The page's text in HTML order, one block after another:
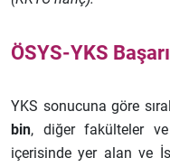
ÖSYS-YKS
YKS sonucuna göre
bin, diğer fakülteler
içerisinde yer alan ve